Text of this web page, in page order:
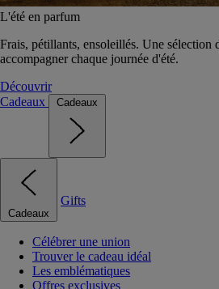
L'été en parfum
Frais, pétillants, ensoleillés. Une sélection
accompagner chaque journée d'été.
Découvrir
Cadeaux
Cadeaux
Cadeaux
Gifts
Célébrer une union
Trouver le cadeau idéal
Les emblématiques
Offres exclusives